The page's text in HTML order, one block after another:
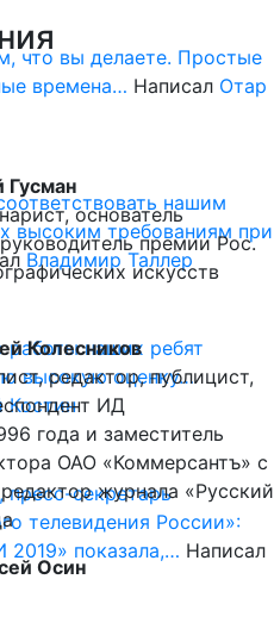
что вы делаете. Простые
времена… Написал Отар
нашим
высоким требованиям при
Владимир Таллер
работы наших ребят
высокую оценку…
пресс-секретарь
телевидения России»:
показала,… Написал
основатель
премии Рос.
искусств
Колесников
редактор, публицист,
ИД
года и заместитель
ОАО «Коммерсантъ» с
журнала «Русский
Осин